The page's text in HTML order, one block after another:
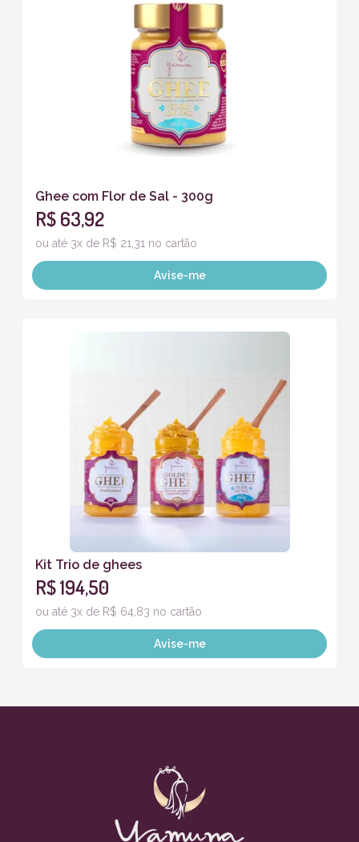
Ghee com Flor de Sal - 300g
R$ 63,92
ou até 3x de R$ 21,31 no cartão
Avise-me
Kit Trio de ghees
R$ 194,50
ou até 3x de R$ 64,83 no cartão
Avise-me